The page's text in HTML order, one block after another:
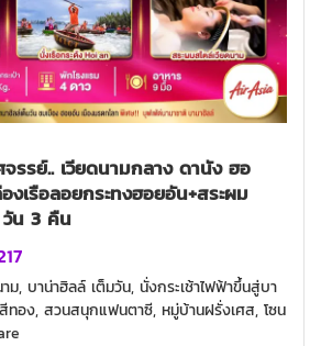
รรย์.. เวียดนามกลาง ดานัง ฮอ
เรือลอยกระทงฮอยอัน+สระผม
วัน 3 คืน
ม, บาน่าฮิลล์ เต็มวัน, นั่งกระเช้าไฟฟ้าขึ้นสู่บา
ทอง, สวนสนุกแฟนตาซี, หมู่บ้านฝรั่งเศส, โซน